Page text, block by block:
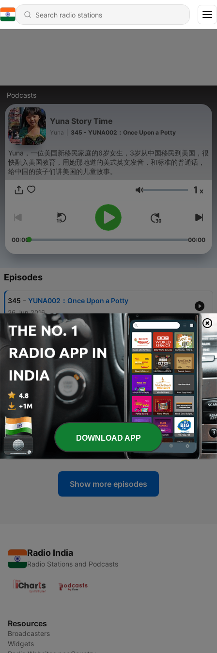
Podcasts
Yuna Story Time
Yuna 345 - YUNA002：Once Upon a Potty
Yuna，一位美国新移民家庭的6岁女生，3岁从中国移民到美国，很
快融入美国教育，用她那地道的美式英文发音，和标准的普通话，
给中国的孩子们讲美国的儿童故事。
Volume 1 x
00:00 00:00
Episodes
345 - YUNA002：Once Upon a Potty
26 Jun 2016
344 - Yuna Story 003：The Wheels on the School Bus
Yuna Story 004：One Fish Two Fish（英文儿童诗
歌）
03 Jul 2016
342 - Yuna story 021：Yuna聊聊她的夏令营！
18 Jul 2017
341 - Yuna story 013：去夏威夷之前，说一个在海边的故
事！！
13 Nov 2016
Show more episodes
Radio India
Radio Stations and Podcasts
Resources
Broadcasters
Widgets
DOWNLOAD APP